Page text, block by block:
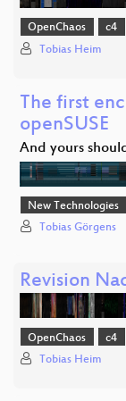
OpenChaos c4
Tobias Heim
The first
openSUSE
And yours
New Technologies
Tobias Görgens
Revision
OpenChaos c4
Tobias Heim